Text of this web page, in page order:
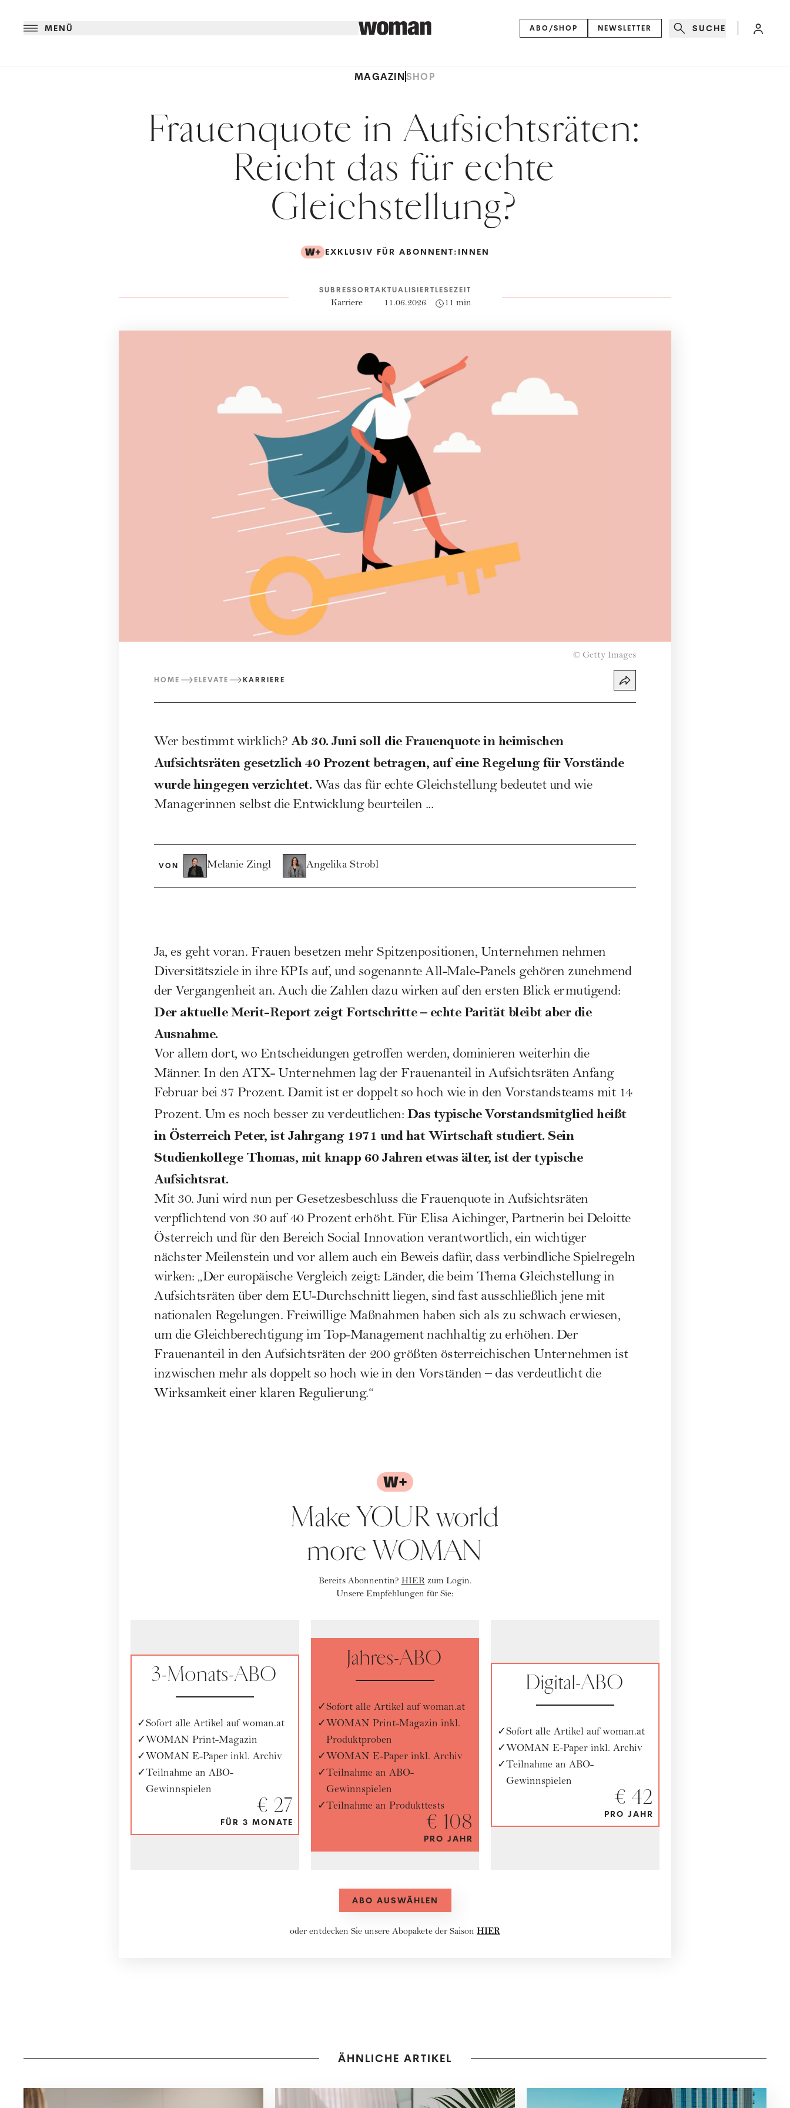
MENÜ ABO/SHOP NEWSLETTER SUCHE
MAGAZINSHOP
Frauenquote in Aufsichtsräten:
Reicht das für echte
Gleichstellung?
EXKLUSIV FÜR ABONNENT:INNEN
SUBRESSORT
Karriere
AKTUALISIERT
11.06.2026
LESEZEIT
11 min
© Getty Images
HOME ELEVATE KARRIERE
Wer bestimmt wirklich? Ab 30. Juni soll die Frauenquote in heimischen
Aufsichtsräten gesetzlich 40 Prozent betragen, auf eine Regelung für Vorstände
wurde hingegen verzichtet. Was das für echte Gleichstellung bedeutet und wie
Managerinnen selbst die Entwicklung beurteilen ...
VON Melanie Zingl Angelika Strobl
Ja, es geht voran. Frauen besetzen mehr Spitzenpositionen, Unternehmen nehmen
Diversitätsziele in ihre KPIs auf, und sogenannte All-Male-Panels gehören zunehmend
der Vergangenheit an. Auch die Zahlen dazu wirken auf den ersten Blick ermutigend:
Der aktuelle Merit-Report zeigt Fortschritte – echte Parität bleibt aber die
Ausnahme.
Vor allem dort, wo Entscheidungen getroffen werden, dominieren weiterhin die
Männer. In den ATX- Unternehmen lag der Frauenanteil in Aufsichtsräten Anfang
Februar bei 37 Prozent. Damit ist er doppelt so hoch wie in den Vorstandsteams mit 14
Prozent. Um es noch besser zu verdeutlichen: Das typische Vorstandsmitglied heißt
in Österreich Peter, ist Jahrgang 1971 und hat Wirtschaft studiert. Sein
Studienkollege Thomas, mit knapp 60 Jahren etwas älter, ist der typische
Aufsichtsrat.
Mit 30. Juni wird nun per Gesetzesbeschluss die Frauenquote in Aufsichtsräten
verpflichtend von 30 auf 40 Prozent erhöht. Für Elisa Aichinger, Partnerin bei Deloitte
Österreich und für den Bereich Social Innovation verantwortlich, ein wichtiger
nächster Meilenstein und vor allem auch ein Beweis dafür, dass verbindliche Spielregeln
wirken: „Der europäische Vergleich zeigt: Länder, die beim Thema Gleichstellung in
Aufsichtsräten über dem EU-Durchschnitt liegen, sind fast ausschließlich jene mit
nationalen Regelungen. Freiwillige Maßnahmen haben sich als zu schwach erwiesen,
um die Gleichberechtigung im Top-Management nachhaltig zu erhöhen. Der
Frauenanteil in den Aufsichtsräten der 200 größten österreichischen Unternehmen ist
inzwischen mehr als doppelt so hoch wie in den Vorständen – das verdeutlicht die
Wirksamkeit einer klaren Regulierung.“
Make YOUR world
more WOMAN
Bereits Abonnentin? HIERzum Login.
Unsere Empfehlungen für Sie:
3-Monats-ABO
Sofort alle Artikel auf woman.at
WOMAN Print-Magazin
WOMAN E-Paper inkl. Archiv
Teilnahme an ABO-
Gewinnspielen
€ 27
FÜR 3 MONATE
Jahres-ABO
Sofort alle Artikel auf woman.at
WOMAN Print-Magazin inkl.
Produktproben
WOMAN E-Paper inkl. Archiv
Teilnahme an ABO-
Gewinnspielen
Teilnahme an Produkttests
€ 108
PRO JAHR
Digital-ABO
Sofort alle Artikel auf woman.at
WOMAN E-Paper inkl. Archiv
Teilnahme an ABO-
Gewinnspielen
€ 42
PRO JAHR
ABO AUSWÄHLEN
oder entdecken Sie unsere Abopakete der Saison HIER
ÄHNLICHE ARTIKEL